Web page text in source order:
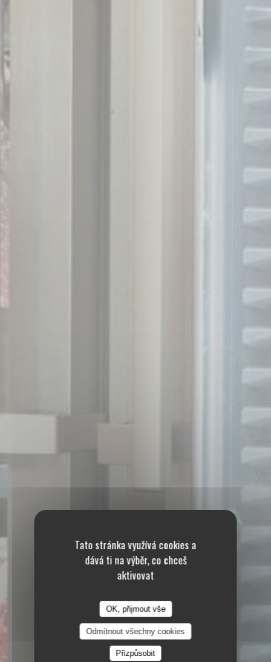
Tato stránka využívá cookies a
dává ti na výběr, co chceš
aktivovat
OK, přijmout vše
Odmítnout všechny cookies
Přizpůsobit